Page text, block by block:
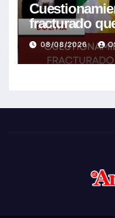
fracturado
soluciones a
08/08/2026